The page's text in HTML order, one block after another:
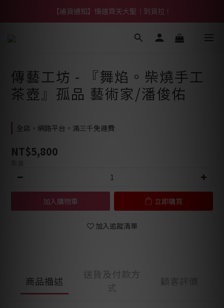
【熱門】馬上有系列！四種寶物幫你財運「轉」進來
【補貨通知】悟道齊天大聖｜到貨拉！
【熱門】馬上有系列！四種寶物幫你財運「轉」進來
傳藝工坊 - 『舞焰。柴燒手工
茶壺』孤品 藝術家/潘俊佑
全店，網路平台。滿三千免運費
NT$5,800
加入購物車 立即購買
加入追蹤清單
商品描述
送貨及付款方
式
顧客評價